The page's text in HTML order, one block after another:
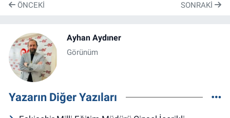
ÖNCEKI SONRAKI
Ayhan Aydıner
Görünüm
Yazarın Diğer Yazıları